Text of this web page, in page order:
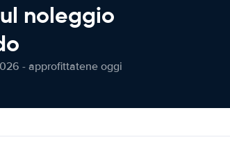
noleggio
- approfittatene oggi